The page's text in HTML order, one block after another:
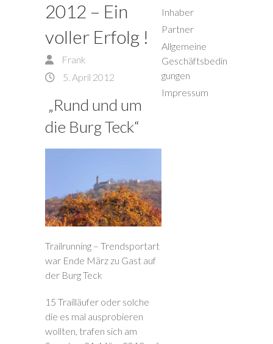
2012 – Ein
voller Erfolg !
Frank
5. April 2012
„Rund und um
die Burg Teck“
Trailrunning – Trendsportart
war Ende März zu Gast auf
der Burg Teck
15 Trailläufer oder solche
die es mal ausprobieren
wollten, trafen sich am
Inhaber
Partner
Allgemeine
Geschäftsbedin
gungen
Impressum